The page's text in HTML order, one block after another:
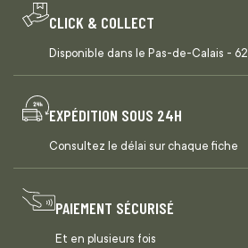
CLICK & COLLECT
Disponible dans le Pas-de-Calais - 62
EXPÉDITION SOUS 24H
Consultez le délai sur chaque fiche
PAIEMENT SÉCURISÉ
Et en plusieurs fois